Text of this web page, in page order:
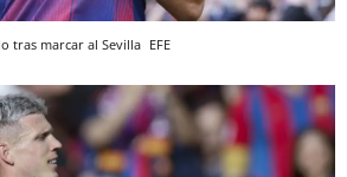
tras marcar al Sevilla EFE